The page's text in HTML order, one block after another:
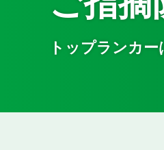
トップランカ